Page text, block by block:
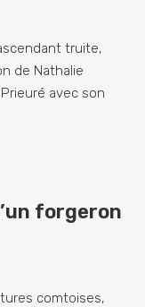
truite,
de Nathalie
avec son
forgeron
comtoises,